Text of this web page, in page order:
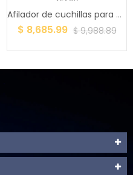
Afilador de cuchillas para cortacésped VEVOR, a...
$ 8,685.99 $ 9,988.89